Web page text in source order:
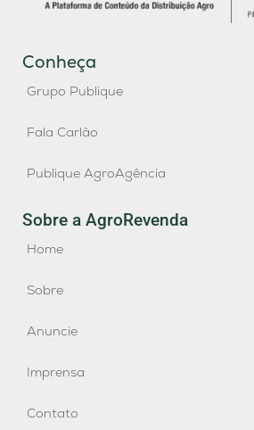
Conheça
Grupo Publique
Fala Carlão
Publique AgroAgência
Sobre a AgroRevenda
Home
Sobre
Anuncie
Imprensa
Contato